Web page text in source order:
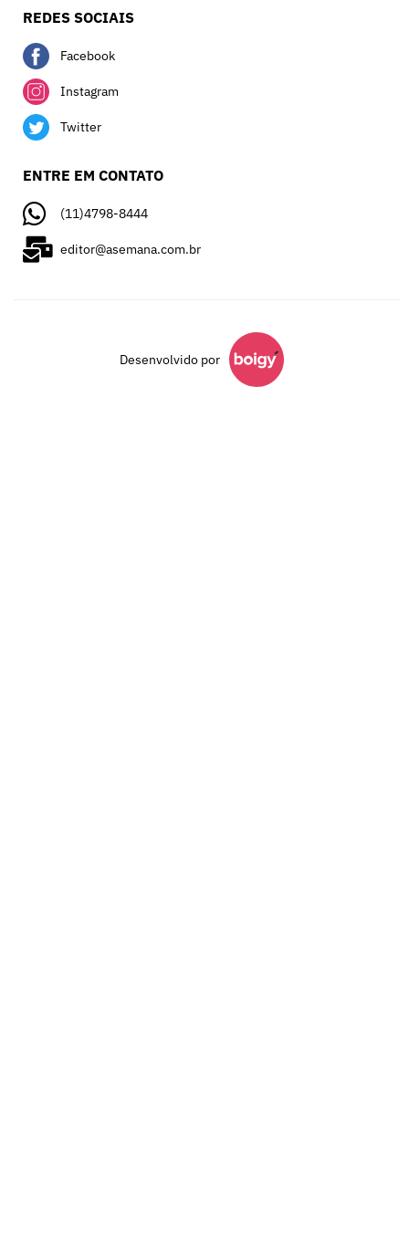
REDES SOCIAIS
Facebook
Instagram
Twitter
ENTRE EM CONTATO
(11)4798-8444
editor@asemana.com.br
Desenvolvido por